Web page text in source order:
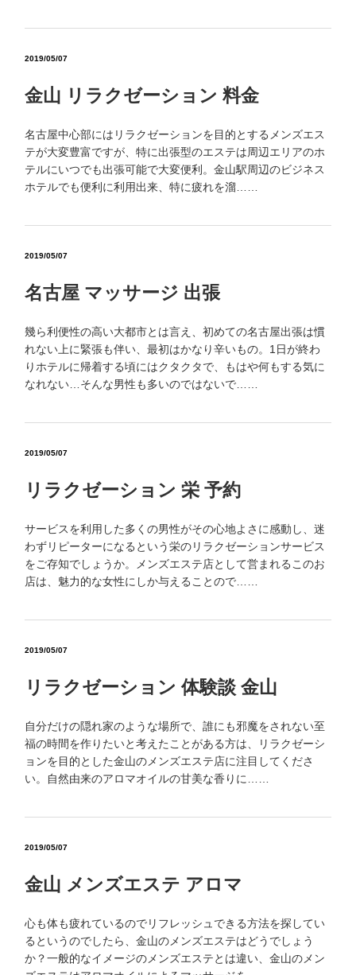
2019/05/07
金山 リラクゼーション 料金
名古屋中心部にはリラクゼーションを目的とするメンズエス
テが大変豊富ですが、特に出張型のエステは周辺エリアのホ
テルにいつでも出張可能で大変便利。金山駅周辺のビジネス
ホテルでも便利に利用出来、特に疲れを溜……
2019/05/07
名古屋 マッサージ 出張
幾ら利便性の高い大都市とは言え、初めての名古屋出張は慣
れない上に緊張も伴い、最初はかなり辛いもの。1日が終わ
りホテルに帰着する頃にはクタクタで、もはや何もする気に
なれない…そんな男性も多いのではないで……
2019/05/07
リラクゼーション 栄 予約
サービスを利用した多くの男性がその心地よさに感動し、迷
わずリピーターになるという栄のリラクゼーションサービス
をご存知でしょうか。メンズエステ店として営まれるこのお
店は、魅力的な女性にしか与えることので……
2019/05/07
リラクゼーション 体験談 金山
自分だけの隠れ家のような場所で、誰にも邪魔をされない至
福の時間を作りたいと考えたことがある方は、リラクゼーシ
ョンを目的とした金山のメンズエステ店に注目してくださ
い。自然由来のアロマオイルの甘美な香りに……
2019/05/07
金山 メンズエステ アロマ
心も体も疲れているのでリフレッシュできる方法を探してい
るというのでしたら、金山のメンズエステはどうでしょう
か？一般的なイメージのメンズエステとは違い、金山のメン